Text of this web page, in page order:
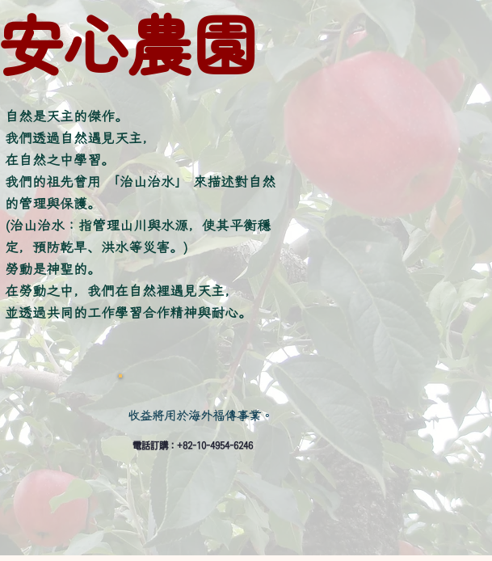
安心農園
自然是天主的傑作。
我們透過自然遇見天主，
在自然之中學習。
我們的祖先曾用 「治山治水」 來描述對自然
的管理與保護。
(治山治水：指管理山川與水源，使其平衡穩
定，預防乾旱、洪水等災害。)
勞動是神聖的。
在勞動之中，我們在自然裡遇見天主，
並透過共同的工作學習合作精神與耐心。
收益將用於海外福傳事業。
電話訂購：+82-10-4954-6246